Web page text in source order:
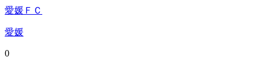
愛媛ＦＣ
愛媛
0